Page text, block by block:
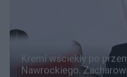
Kreml wściekły po
Nawrockiego.